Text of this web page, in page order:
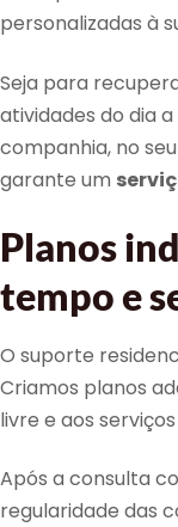
personalizadas à
Seja para
atividades do dia
companhia, no
garante um
Planos
tempo e
O suporte
Criamos planos
livre e aos
Após a consulta
regularidade das